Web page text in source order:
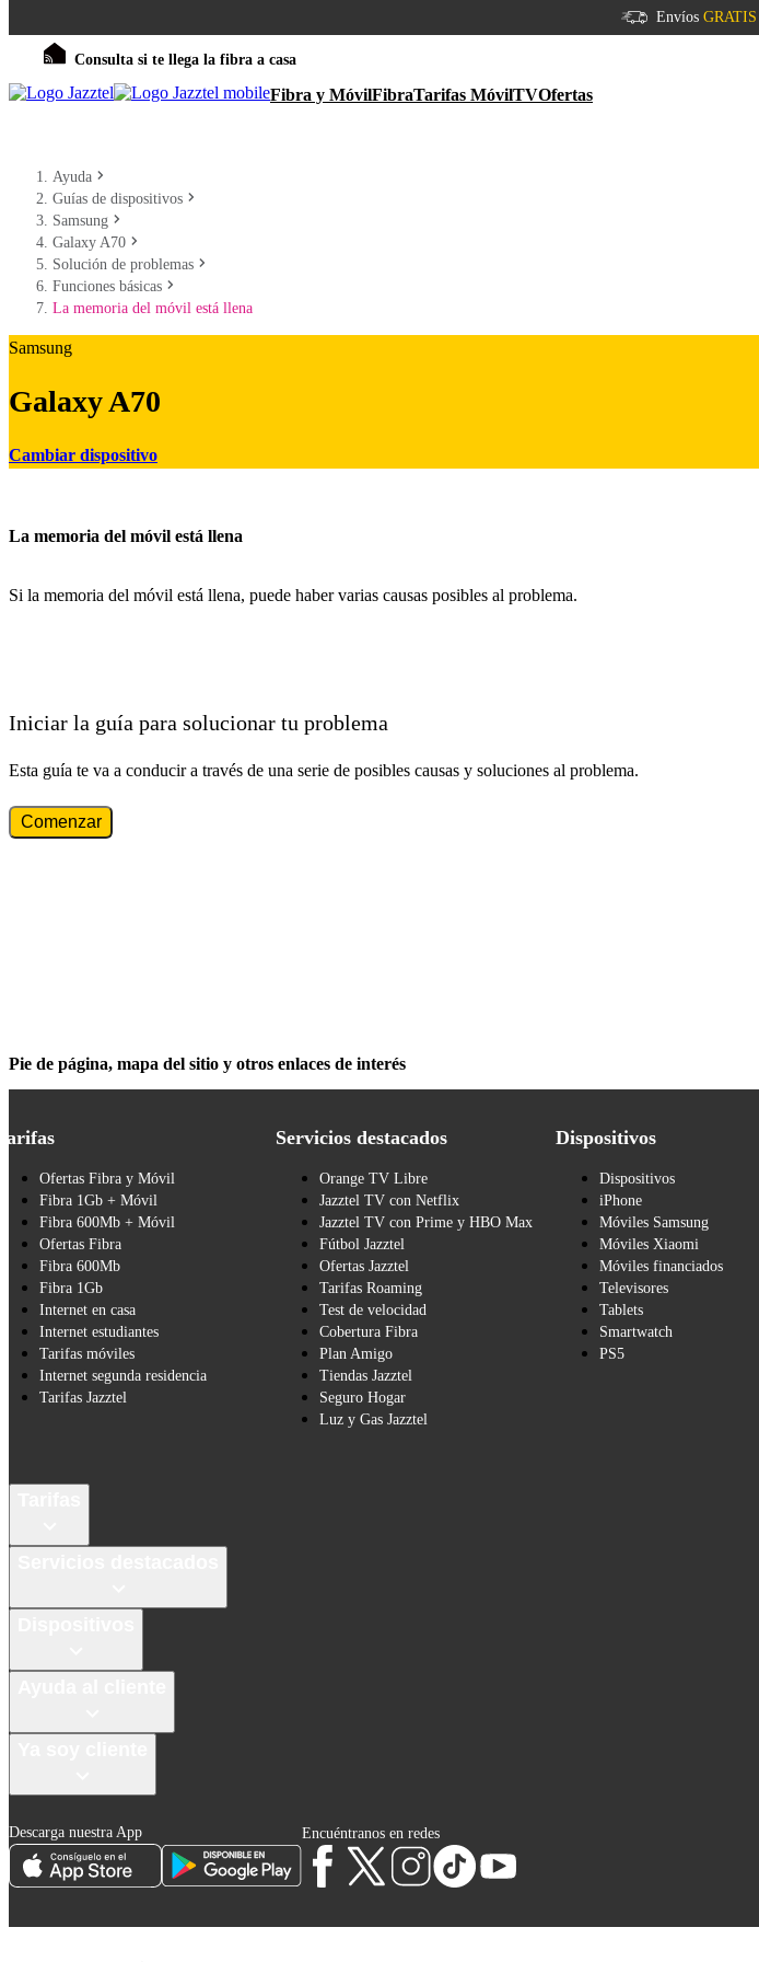
Envíos GRATIS
Consulta si te llega la fibra a casa
Fibra y MóvilFibraTarifas MóvilTVOfertas
Ayuda
Guías de dispositivos
Samsung
Galaxy A70
Solución de problemas
Funciones básicas
La memoria del móvil está llena
Samsung
Galaxy A70
Cambiar dispositivo
La memoria del móvil está llena
Si la memoria del móvil está llena, puede haber varias causas posibles al problema.
Iniciar la guía para solucionar tu problema
Esta guía te va a conducir a través de una serie de posibles causas y soluciones al problema.
Comenzar
Pie de página, mapa del sitio y otros enlaces de interés
Ofertas Fibra y Móvil
Fibra 1Gb + Móvil
Fibra 600Mb + Móvil
Ofertas Fibra
Fibra 600Mb
Fibra 1Gb
Internet en casa
Internet estudiantes
Tarifas móviles
Internet segunda residencia
Tarifas Jazztel
Servicios destacados
Orange TV Libre
Jazztel TV con Netflix
Jazztel TV con Prime y HBO Max
Fútbol Jazztel
Ofertas Jazztel
Tarifas Roaming
Test de velocidad
Cobertura Fibra
Plan Amigo
Tiendas Jazztel
Seguro Hogar
Luz y Gas Jazztel
Dispositivos
Dispositivos
iPhone
Móviles Samsung
Móviles Xiaomi
Móviles financiados
Televisores
Tablets
Smartwatch
PS5
Descarga nuestra App Encuéntranos en redes